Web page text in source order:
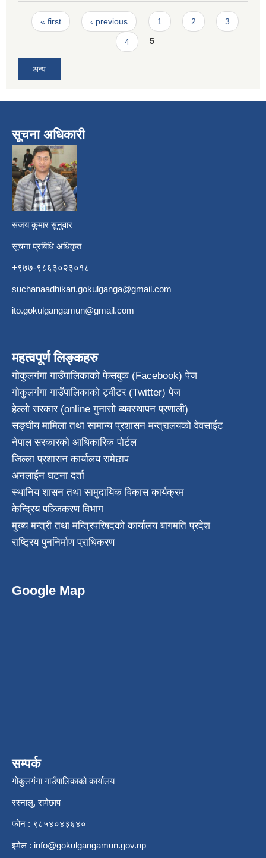
Pages
« first ‹ previous 1 2 3
4 5
अन्य
सूचना अधिकारी
संजय कुमार सुनुवार
सूचना प्रबिधि अधिकृत
+९७७-९८६३०२३०१८
suchanaadhikari.gokulganga@gmail.com
ito.gokulgangamun@gmail.com
महत्वपूर्ण लिङ्कहरु
गोकुलगंगा गाउँपालिकाको फेसबुक (Facebook) पेज
गोकुलगंगा गाउँपालिकाको ट्वीटर (Twitter) पेज
हेल्लो सरकार (online गुनासो ब्यवस्थापन प्रणाली)
सङ्घीय मामिला तथा सामान्य प्रशासन मन्त्रालयको वेवसाईट
नेपाल सरकारको आधिकारिक पोर्टल
जिल्ला प्रशासन कार्यालय रामेछाप
अनलाईन घटना दर्ता
स्थानिय शासन तथा सामुदायिक विकास कार्यक्रम
केन्द्रिय पञ्जिकरण विभाग
मुख्य मन्त्री तथा मन्त्रिपरिषदको कार्यालय बागमति प्रदेश
राष्ट्रिय पुननिर्माण प्राधिकरण
Google Map
सम्पर्क
गोकुलगंगा गाउँपालिकाको कार्यालय
रस्नालु, रामेछाप
फोन : ९८५४०४३६४०
इमेल : info@gokulgangamun.gov.np